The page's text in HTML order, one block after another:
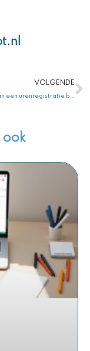
VOLGENDE
Het belang van een urenregistratie blok voor nauwkeurige tijdsregistratie
ook